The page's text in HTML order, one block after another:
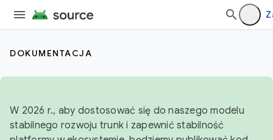
DOKUMENTACJA
W 2026 r., aby dostosować się do naszego modelu
stabilnego rozwoju trunk i zapewnić stabilność